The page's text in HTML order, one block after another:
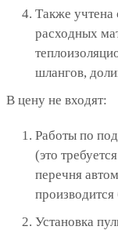
Также учтена
расходных
шлангов,
В цену не входят:
Работы по
(это
перечня
производится
Установка